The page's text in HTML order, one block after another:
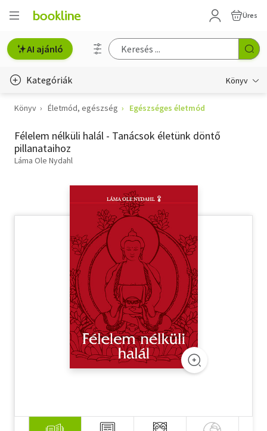
Üres
AI ajánló
Kategóriák Könyv
Életmód, egészség
Erotika
Gyermek- és ifjúsági
Hobbi, szabadidő
Szótár, nyelvkönyv
Tankönyv, segédkönyv
Társadalomtudomány
Vallás
Könyv Életmód, egészség Egészséges életmód
Félelem nélküli halál - Tanácsok életünk döntő
pillanataihoz
Láma Ole Nydahl